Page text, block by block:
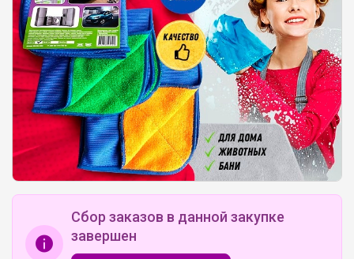
Сбор заказов в данной закупке
завершен